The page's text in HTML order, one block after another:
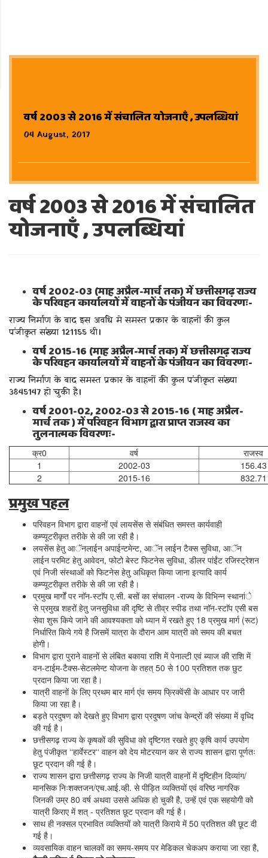
वर्ष 2003 से 2016 में संचालित योजनाएँ , उपलब्धियां
04 August, 2017
वर्ष 2003 से 2016 में संचालित
योजनाएँ , उपलब्धियां
वर्ष 2002-03 (माह अप्रैल-मार्च तक) में छत्तीसगढ़ राज्य
के परिवहन कार्यालयों में वाहनों के पंजीयन का विवरणः-
राज्य निर्माण के बाद इस अवधि मे समस्त प्रकार के वाहनों की कुल
पंजीकृत संख्या 121155 थी।
वर्ष 2015-16 (माह अप्रैल-मार्च तक) में छत्तीसगढ़ राज्य
के परिवहन कार्यालयों में वाहनों के पंजीयन का विवरणः-
राज्य निर्माण के बाद समस्त प्रकार के वाहनों की कुल पंजीकृत संख्या
3845147 हो चुकी है।
वर्ष 2001-02, 2002-03 से 2015-16 ( माह अप्रैल-
मार्च तक ) में परिवहन विभाग द्वारा प्राप्त राजस्व का
तुलनात्मक विवरणः-
क्र0 वर्ष
राजस्व
1
2002-03
156.43
2
2015-16 832.71
प्रमुख पहल
परिवहन विभाग द्वारा वाहनों एवं लायसेंस से संबंधित समस्त कार्यवाही
कम्प्यूटरीकृत तरीके से की जा रही है।
लयसेंस हेतु आॅनलाईन अपाईन्टमेन्ट, आॅन लाईन टैक्स सुविधा, आॅन
लाईन परमिट हेतु आवेदन, फोटो बेस्ट फिटनेस सुविधा, डीलर पांईंट रजिस्ट्रेशन
एवं निजी संस्थाओं को फिटनेस हेतु अधिकृत किया जाना इत्यादि कार्य
कम्प्यूटरीकृत तरीके से की जा रही है।
प्रमुख मार्गों पर नाॅन-स्टाॅप ए.सी. बसों का संचालन -राज्य के विभिन्न स्थानांे
से प्रमुख शहरों हेतु जनसुविधा की दृष्टि से तीव्र स्पीड तथा नाॅन-स्टाॅप एसी बस
सेवा शुरू किये जाने की आवश्यकता को ध्यान में रखते हुए 18 प्रमुख मार्ग (रूट)
निर्धारित किये गये है जिसमें यात्रा के दौरान आम यात्री को समय की बचत
होगी।
विभाग द्वारा पुराने वाहनों से लंबित बकाया राशि में पेनाल्टी एवं ब्याज की राशि में
वन-टाईम-टैक्स-सेटलमेन्ट योजना के तहत् 50 से 100 प्रतिशत तक छुट
प्रदान किया जा रहा है।
यात्री वाहनों के लिए प्रथम बार मार्ग एंव समय फ्रिक्वेंसी के आधार पर जारी
किया जा रहा है।
बड़ते प्रदुषण को देखते हुए विभाग द्वारा प्रदुषण जांच केन्द्रों की संख्या में वृध्दि
की गई है।
छत्तीसगढ़ राज्य के कृषकों की सुविधा को दृष्टिगत रखते हुए कृषि कार्य उपयोग
हेतु पंजीकृत ‘‘हार्वेस्टर‘‘ वाहन को देय मोटरयान कर से राज्य शासन द्वारा पूर्णतः
छूट प्रदान की गई है।
राज्य शासन द्वारा छत्तीसगढ़ राज्य के निजी यात्री वाहनों में दृष्टिहीन दिव्यांग/
मानसिक निःशक्तजन/एच.आई.व्ही. से पीड़ित व्यक्तियों एवं वरिष्ठ नागरिक
जिनकी उम्र 80 वर्ष अथवा उससे अधिक हो चुकी है, उन्हें एवं एक सहयोगी को
यात्री किराए में शत् - प्रतिशत छूट प्रदान की गई है।
साथ ही नक्सल प्रभावित व्यक्तियों को यात्री किराये में 50 प्रतिशत की छूट दी
गई है।
व्यवसायिक वाहन चालकों का समय-समय पर मेडिकल चेकअप कराया जा रहा है,